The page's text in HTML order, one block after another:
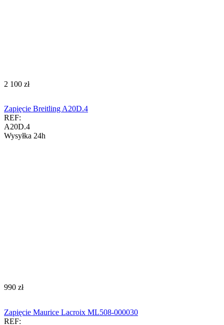
‍2 100‍ zł
Zapięcie Breitling A20D.4
REF:
A20D.4
Wysyłka 24h
‍990‍ zł
Zapięcie Maurice Lacroix ML508-000030
REF: